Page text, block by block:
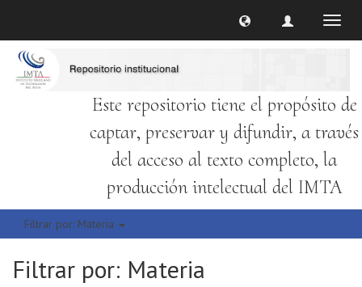
Este repositorio tiene el propósito de
captar, preservar y difundir, a través
del acceso al texto completo, la
producción intelectual del IMTA
Filtrar por: Materia
Filtrar por: Materia